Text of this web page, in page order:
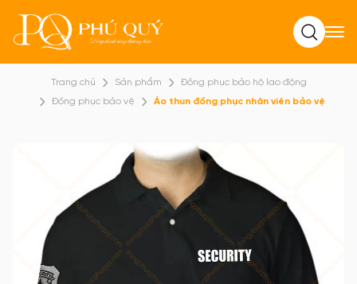
Tìm kiếm
Trang chủ Sản phẩm
Đồng phục bảo hộ lao động
Đồng phục bảo vệ
Áo thun đồng phục nhân viên bảo vệ